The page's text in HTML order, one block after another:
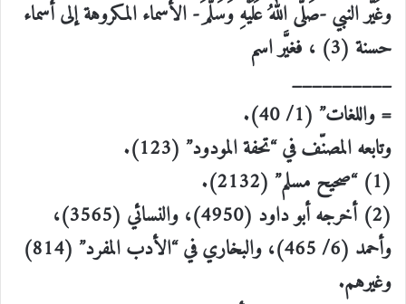
وغَيَّر النبي -صَلَّى اللهُ عَلَيْهِ وَسَلَّمَ- الأسماء المكروهة إلى أسماء
حسنة (3) ، فغيَّر اسم
__________
= واللغات” (1/ 40).
وتابعه المصنّف في “تحفة المودود” (123).
(1) “صحيح مسلم” (2132).
(2) أخرجه أبو داود (4950)، والنسائي (3565)،
وأحمد (6/ 465)، والبخاري في “الأدب المفرد” (814)
وغيرهم.